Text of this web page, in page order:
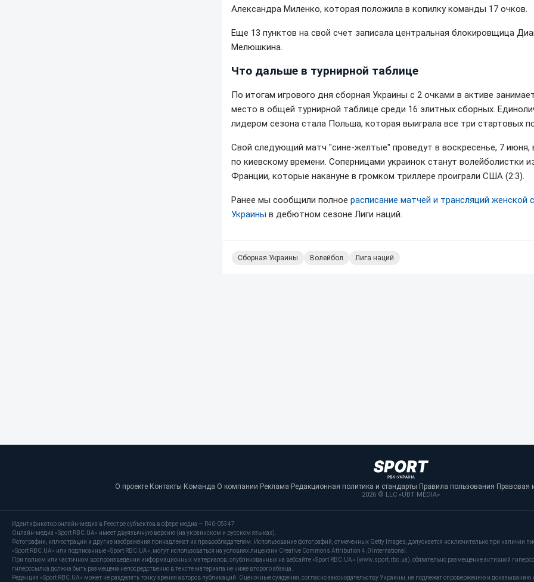
Александра Миленко, которая положила в копилку команды 17 очков.
Еще 13 пунктов на свой счет записала центральная блокировщица
Мелюшкина.
Что дальше в турнирной таблице
По итогам игрового дня сборная Украины с 2 очками в активе
место в общей турнирной таблице среди 16 элитных сборных.
лидером сезона стала Польша, которая выиграла все три стартовых
Свой следующий матч "сине-желтые" проведут в воскресенье, 7 июня,
по киевскому времени. Соперницами украинок станут волейболистки
Франции, которые накануне в громком триллере проиграли США (2:3).
Ранее мы сообщили полное расписание матчей и трансляций женской
Украины в дебютном сезоне Лиги наций.
Сборная Украины Волейбол Лига наций
О проекте· Контакты· Команда·О компании· Реклама· Редакционная политика и стандарты· Правила пользования· Правовая
2026 © LLC «UBT MEDIA»
Идентификатор онлайн-медиа в Реестре субъектов в сфере медиа — R40-05347
Онлайн-медиа «Sport RBC.UA» имеет двуязычную версию (на украинском и русском языках).
Фотографии, иллюстрации и другие изображения принадлежат их правообладателям. Использование фотографий, отмеченных Getty Images, допускается исключительно при наличии
«Sport RBC.UA» или подписанные «Sport RBC.UA», могут использоваться на условиях лицензии Creative Commons Attribution 4.0 International.
При полном или частичном воспроизведении информационных материалов, опубликованных на вебсайте «Sport RBC.UA» (www.sport.rbc.ua), обязательно размещение активной
гиперссылка должна быть размещена непосредственно в тексте материала не ниже второго абзаца.
Редакция «Sport RBC.UA» может не разделять точку зрения авторов публикаций. Оценочные суждения, согласно законодательству Украины, не подлежат опровержению и доказыванию